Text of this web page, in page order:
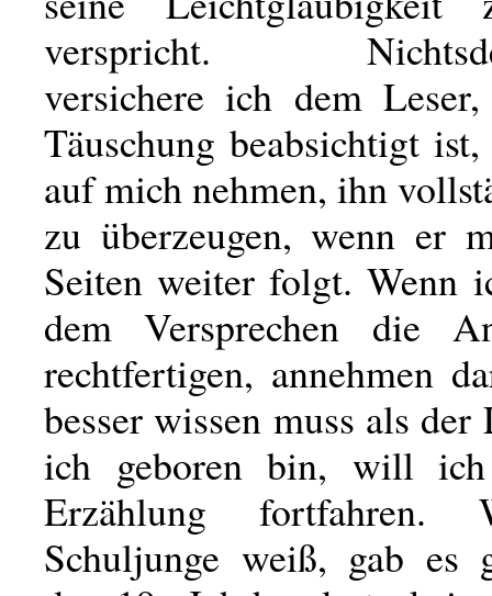
verspricht.
versichere ich dem
Täuschung beabsichtigt
auf mich nehmen, ihn
zu überzeugen, wenn er
Seiten weiter folgt. Wenn
dem Versprechen die
rechtfertigen, annehmen
besser wissen muss als der
ich geboren bin, will
Erzählung fortfahren.
Schuljunge weiß, gab es